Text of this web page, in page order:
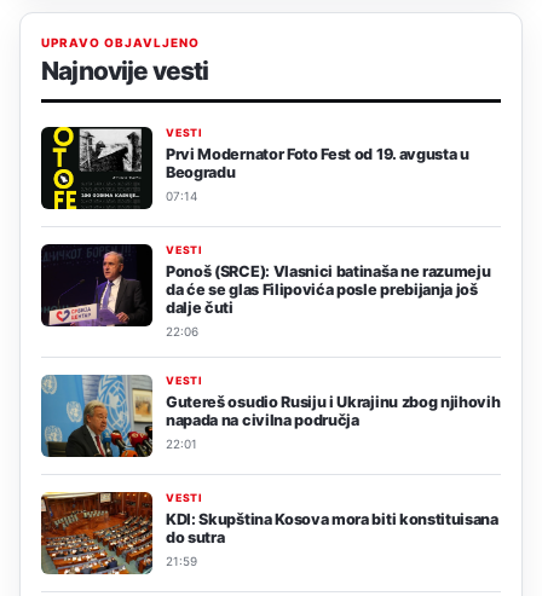
UPRAVO OBJAVLJENO
Najnovije vesti
VESTI
Prvi Modernator Foto Fest od 19. avgusta u
Beogradu
07:14
VESTI
Ponoš (SRCE): Vlasnici batinaša ne razumeju
da će se glas Filipovića posle prebijanja još
dalje čuti
22:06
VESTI
Gutereš osudio Rusiju i Ukrajinu zbog njihovih
napada na civilna područja
22:01
VESTI
KDI: Skupština Kosova mora biti konstituisana
do sutra
21:59